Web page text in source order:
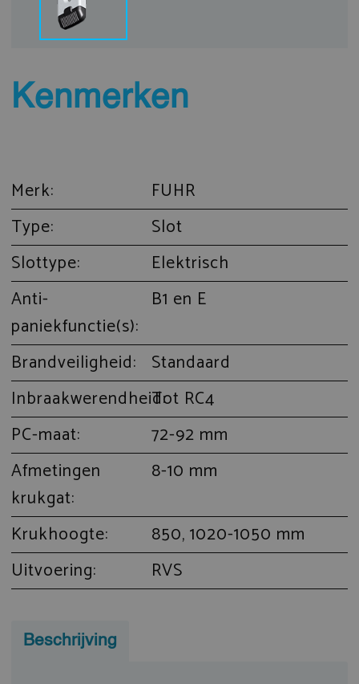
Kenmerken
Merk:
FUHR
Type:
Slot
Slottype:
Elektrisch
Anti-
paniekfunctie(s):
B1 en E
Brandveiligheid: Standaard
Inbraakwerendheid:Tot RC4
PC-maat:
72-92 mm
Afmetingen
krukgat:
8-10 mm
Krukhoogte:
850, 1020-1050 mm
Uitvoering:
RVS
Beschrijving